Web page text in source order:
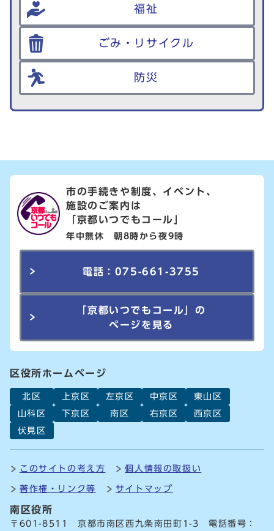
福祉
ごみ・リサイクル
防災
市の手続きや制度、イベント、
施設のご案内は
「京都いつでもコール」
年中無休 朝8時から夜9時
電話：075-661-3755
「京都いつでもコール」の
ページを見る
区役所ホームページ
北区 上京区 左京区 中京区
東山区
山科区
下京区 南区 右京区
西京区
伏見区
このサイトの考え方 個人情報の取扱い
著作権・リンク等 サイトマップ
南区役所
〒601-8511 京都市南区西九条南田町1-3 電話番号：